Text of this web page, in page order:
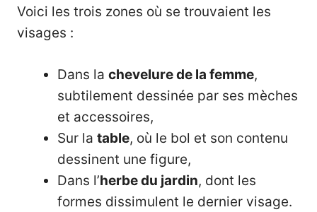
Voici les trois zones où se trouvaient les
visages :
Dans la chevelure de la femme,
subtilement dessinée par ses mèches
et accessoires,
Sur la table, où le bol et son contenu
dessinent une figure,
Dans l’herbe du jardin, dont les
formes dissimulent le dernier visage.